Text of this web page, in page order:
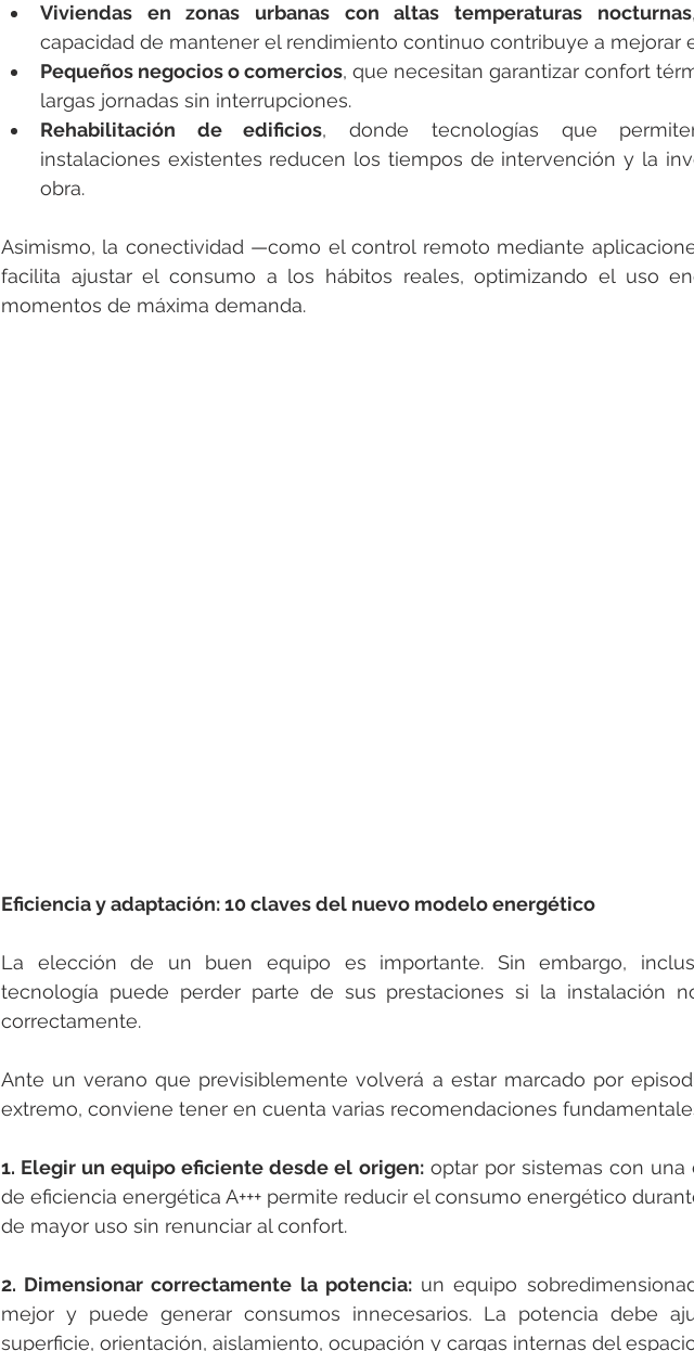
Viviendas en zonas urbanas con altas temperaturas nocturnas
capacidad de mantener el rendimiento continuo contribuye a mejorar
Pequeños negocios o comercios, que necesitan garantizar confort
largas jornadas sin interrupciones.
Rehabilitación de edificios, donde tecnologías que
instalaciones existentes reducen los tiempos de intervención y la
obra.
Asimismo, la conectividad —como el control remoto mediante
facilita ajustar el consumo a los hábitos reales, optimizando el uso
momentos de máxima demanda.
Eficiencia y adaptación: 10 claves del nuevo modelo energético
La elección de un buen equipo es importante. Sin embargo,
tecnología puede perder parte de sus prestaciones si la instalación
correctamente.
Ante un verano que previsiblemente volverá a estar marcado por
extremo, conviene tener en cuenta varias recomendaciones
1. Elegir un equipo eficiente desde el origen: optar por sistemas con una
de eficiencia energética A+++ permite reducir el consumo energético
de mayor uso sin renunciar al confort.
2. Dimensionar correctamente la potencia: un equipo
mejor y puede generar consumos innecesarios. La potencia debe
superficie, orientación, aislamiento, ocupación y cargas internas del